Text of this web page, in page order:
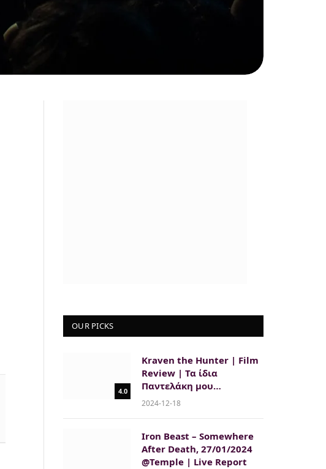
OUR PICKS
4.0
Kraven the Hunter | Film
Review | Τα ίδια
Παντελάκη μου…
2024-12-18
Iron Beast – Somewhere
After Death, 27/01/2024
@Temple | Live Report